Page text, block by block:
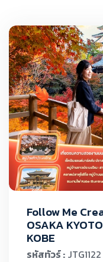
Follow Me
OSAKA
KOBE
รหัสทัวร์ : JTG1122